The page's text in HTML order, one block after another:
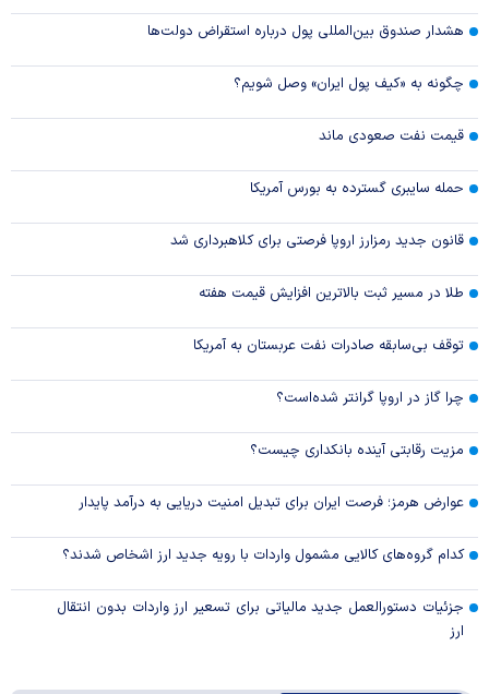
هشدار صندوق بین‌المللی پول درباره استقراض دولت‌ها
چگونه به «کیف پول ایران» وصل شویم؟
قیمت نفت صعودی ماند
حمله سایبری گسترده به بورس آمریکا
قانون جدید رمزارز اروپا فرصتی برای کلاهبرداری شد
طلا در مسیر ثبت بالاترین افزایش قیمت هفته
توقف بی‌سابقه صادرات نفت عربستان به آمریکا
چرا گاز در اروپا گرانتر شده‌است؟
مزیت رقابتی آینده بانکداری چیست؟
عوارض هرمز؛ فرصت ایران برای تبدیل امنیت دریایی به درآمد پایدار
کدام گروه‌های کالایی مشمول واردات با رویه جدید ارز اشخاص شدند؟
جزئیات دستورالعمل جدید مالیاتی برای تسعیر ارز واردات بدون انتقال
ارز